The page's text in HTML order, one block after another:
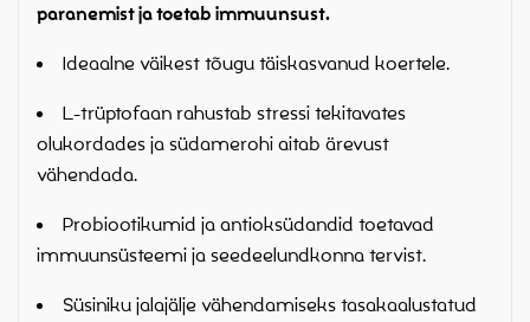
paranemist ja toetab immuunsust.
Ideaalne väikest tõugu täiskasvanud koertele.
L-trüptofaan rahustab stressi tekitavates
olukordades ja südamerohi aitab ärevust
vähendada.
Probiootikumid ja antioksüdandid toetavad
immuunsüsteemi ja seedeelundkonna tervist.
Süsiniku jalajälje vähendamiseks tasakaalustatud